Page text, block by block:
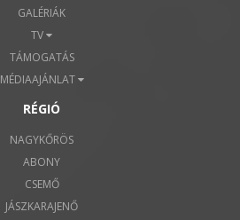
GALÉRIÁK
TV
TÁMOGATÁS
MÉDIAAJÁNLAT
RÉGIÓ
NAGYKŐRÖS
ABONY
CSEMŐ
JÁSZKARAJENŐ